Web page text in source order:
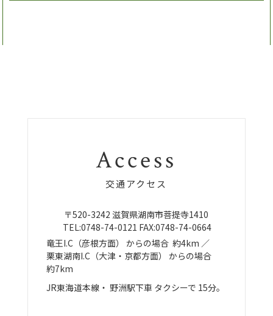
Access
交通アクセス
〒520-3242 滋賀県湖南市菩提寺1410
TEL:0748-74-0121 FAX:0748-74-0664
竜王I.C（彦根方面） からの場合 約4km ／
栗東湖南I.C（大津・京都方面）
からの場合
約7km
JR東海道本線・ 野洲駅下車 タクシーで 15分。